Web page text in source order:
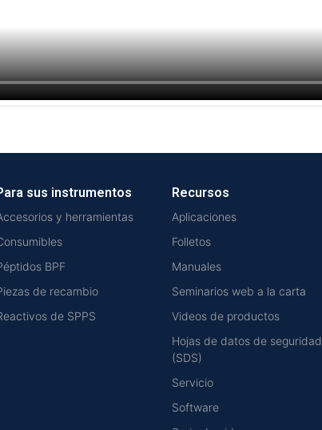
sus instrumentos
y herramientas
BPF
de recambio
de SPPS
Recursos
Aplicaciones
Folletos
Manuales
Seminarios web a la carta
Videos de productos
Hojas de datos de seguridad
(SDS)
Servicio
Software